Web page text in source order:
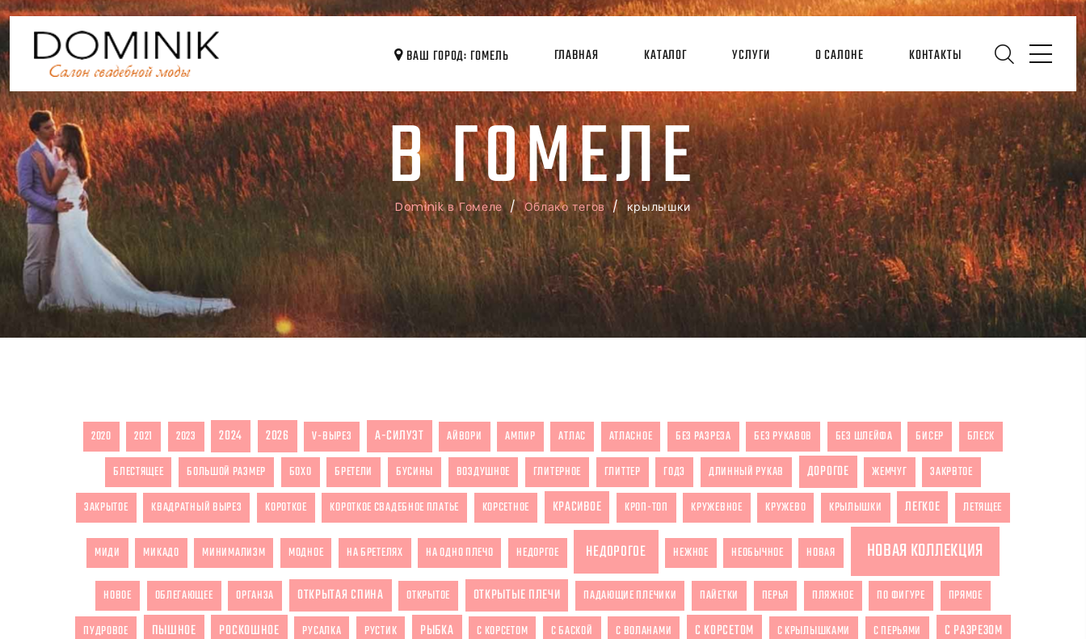
ВАШ ГОРОД: ГОМЕЛЬ ГЛАВНАЯ КАТАЛОГ УСЛУГИ О САЛОНЕ КОНТАКТЫ
В ГОМЕЛЕ
Dominik в Гомеле/Облако тегов/ крылышки
2020 2021 2023 2024 2026 V-ВЫРЕЗ А-СИЛУЭТ АЙВОРИ АМПИР АТЛАС АТЛАСНОЕ БЕЗ РАЗРЕЗА БЕЗ РУКАВОВ БЕЗ ШЛЕЙФА БИСЕР БЛЕСК
БЛЕСТЯЩЕЕ БОЛЬШОЙ РАЗМЕР БОХО БРЕТЕЛИ БУСИНЫ ВОЗДУШНОЕ ГЛИТЕРНОЕ ГЛИТТЕР ГОДЭ ДЛИННЫЙ РУКАВ ДОРОГОЕ ЖЕМЧУГ ЗАКРВТОЕ
ЗАКРЫТОЕ КВАДРАТНЫЙ ВЫРЕЗ КОРОТКОЕ КОРОТКОЕ СВАДЕБНОЕ ПЛАТЬЕ КОРСЕТНОЕ КРАСИВОЕ КРОП-ТОП КРУЖЕВНОЕ КРУЖЕВО КРЫЛЫШКИ ЛЕГКОЕ ЛЕТЯЩЕЕ
МИДИ МИКАДО МИНИМАЛИЗМ МОДНОЕ НА БРЕТЕЛЯХ НА ОДНО ПЛЕЧО НЕДОРГОЕ НЕДОРОГОЕ НЕЖНОЕ НЕОБЫЧНОЕ НОВАЯ НОВАЯ КОЛЛЕКЦИЯ
НОВОЕ ОБЛЕГАЮЩЕЕ ОРГАНЗА ОТКРЫТАЯ СПИНА ОТКРЫТОЕ ОТКРЫТЫЕ ПЛЕЧИ ПАДАЮЩИЕ ПЛЕЧИКИ ПАЙЕТКИ ПЕРЬЯ ПЛЯЖНОЕ ПО ФИГУРЕ ПРЯМОЕ
ПУДРОВОЕ ПЫШНОЕ РОСКОШНОЕ РУСАЛКА РУСТИК РЫБКА С КОРСЕТОМ С БАСКОЙ С ВОЛАНАМИ С КОРСЕТОМ С КРЫЛЫШКАМИ С ПЕРЬЯМИ С РАЗРЕЗОМ